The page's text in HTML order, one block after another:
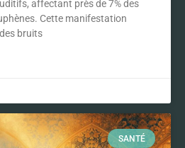
affectant près de 7% des
Cette manifestation
bruits
SANTÉ